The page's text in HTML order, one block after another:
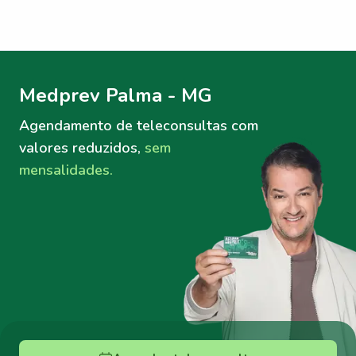
Medprev Palma - MG
Agendamento de teleconsultas com
valores reduzidos, sem
mensalidades.